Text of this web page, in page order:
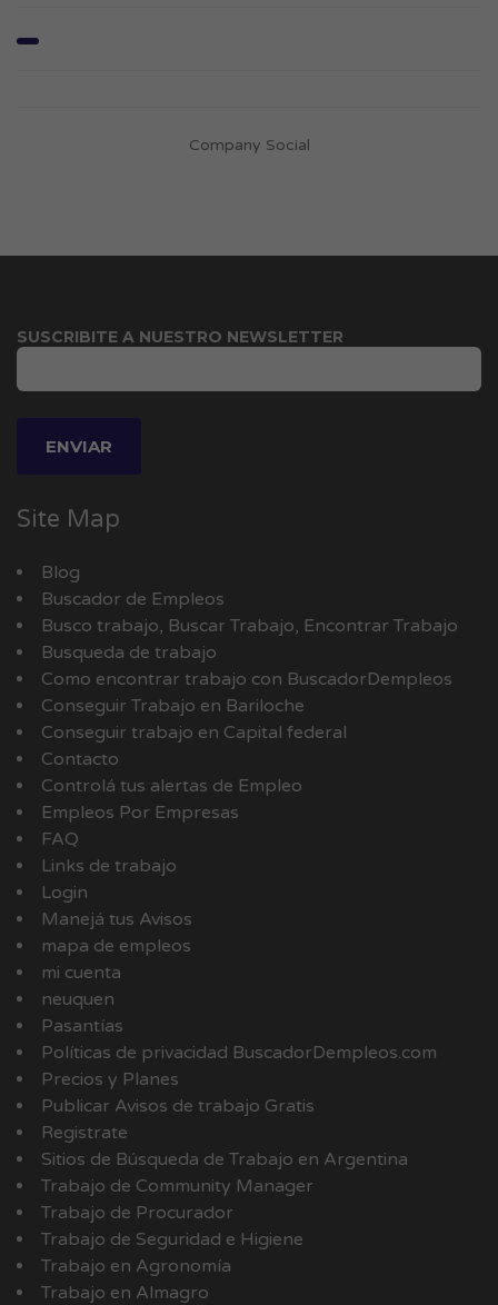
Company Social
SUSCRIBITE A NUESTRO NEWSLETTER
Site Map
Blog
Buscador de Empleos
Busco trabajo, Buscar Trabajo, Encontrar Trabajo
Busqueda de trabajo
Como encontrar trabajo con BuscadorDempleos
Conseguir Trabajo en Bariloche
Conseguir trabajo en Capital federal
Contacto
Controlá tus alertas de Empleo
Empleos Por Empresas
FAQ
Links de trabajo
Login
Manejá tus Avisos
mapa de empleos
mi cuenta
neuquen
Pasantías
Políticas de privacidad BuscadorDempleos.com
Precios y Planes
Publicar Avisos de trabajo Gratis
Registrate
Sitios de Búsqueda de Trabajo en Argentina
Trabajo de Community Manager
Trabajo de Procurador
Trabajo de Seguridad e Higiene
Trabajo en Agronomía
Trabajo en Almagro